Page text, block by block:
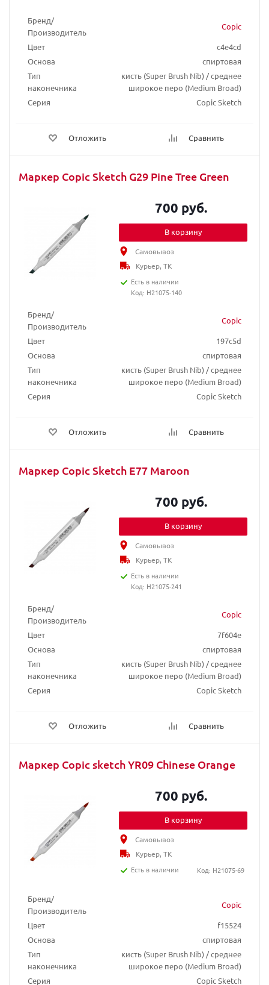
Бренд/
Производитель
Copic
Цвет
c4e4cd
Основа
спиртовая
Тип
наконечника
кисть (Super Brush Nib) / среднее
широкое перо (Medium Broad)
Серия
Copic Sketch
Отложить Сравнить
Маркер Copic Sketch G29 Pine Tree Green
Бренд/
Производитель
Copic
Цвет
197c5d
Основа
спиртовая
Тип
наконечника
кисть (Super Brush Nib) / среднее
широкое перо (Medium Broad)
Серия
Copic Sketch
Отложить Сравнить
700 руб.
В корзину
Самовывоз
Курьер, ТК
Есть в наличии
Код: H21075-140
Маркер Copic Sketch E77 Maroon
Бренд/
Производитель
Copic
Цвет
7f604e
Основа
спиртовая
Тип
наконечника
кисть (Super Brush Nib) / среднее
широкое перо (Medium Broad)
Серия
Copic Sketch
Отложить Сравнить
700 руб.
В корзину
Самовывоз
Курьер, ТК
Есть в наличии
Код: H21075-241
Маркер Copic sketch YR09 Chinese Orange
Бренд/
Производитель
Copic
Цвет
f15524
Основа
спиртовая
Тип
наконечника
кисть (Super Brush Nib) / среднее
широкое перо (Medium Broad)
Серия
Copic Sketch
700 руб.
В корзину
Самовывоз
Курьер, ТК
Есть в наличии
Код: H21075-69